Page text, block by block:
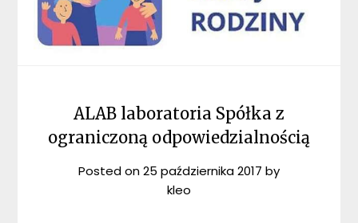
ALAB laboratoria Spółka z
ograniczoną odpowiedzialnością
Posted on25 października 2017 by
kleo